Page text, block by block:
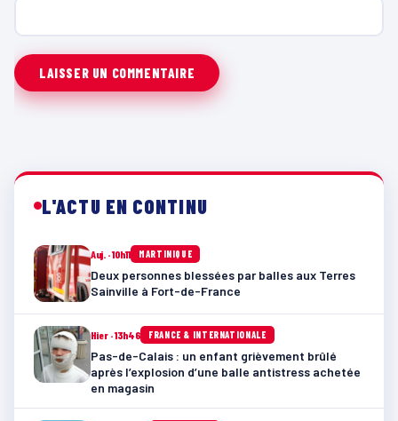
L'ACTU EN CONTINU
Auj. · 10h11 MARTINIQUE
Deux personnes blessées par balles aux Terres
Sainville à Fort-de-France
Hier · 13h46 FRANCE & INTERNATIONALE
Pas-de-Calais : un enfant grièvement brûlé
après l’explosion d’une balle antistress achetée
en magasin